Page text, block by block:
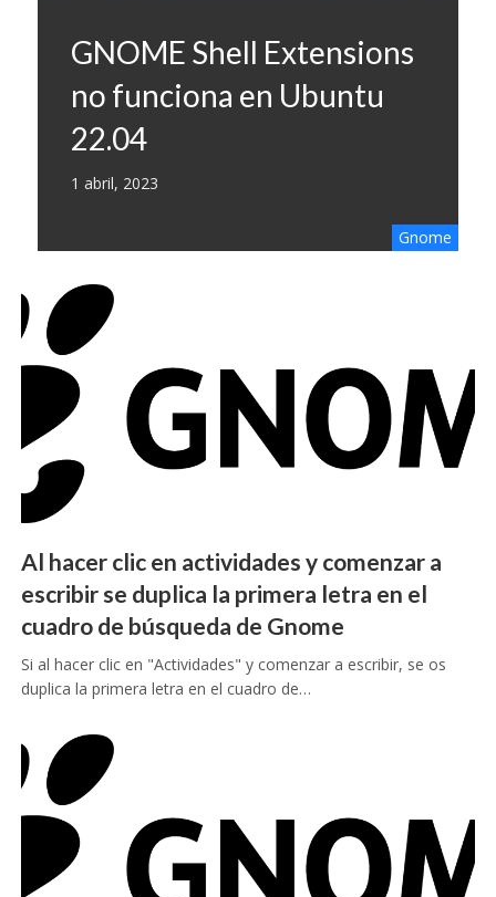
GNOME Shell Extensions
no funciona en Ubuntu
22.04
1 abril, 2023
Gnome
Al hacer clic en actividades y comenzar a
escribir se duplica la primera letra en el
cuadro de búsqueda de Gnome
Si al hacer clic en "Actividades" y comenzar a escribir, se os
duplica la primera letra en el cuadro de…